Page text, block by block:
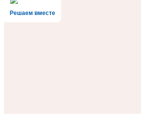
Решаем вместе